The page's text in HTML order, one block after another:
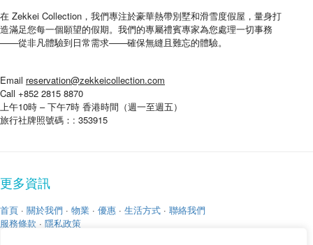
在 Zekkei Collection，我們專注於豪華熱帶別墅和滑雪度假屋，量身打
造滿足您每一個願望的假期。我們的專屬禮賓專家為您處理一切事務
——從非凡體驗到日常需求——確保無縫且難忘的體驗。
Email reservation@zekkeicollection.com
Call +852 2815 8870
上午10時 – 下午7時 香港時間（週一至週五）
旅行社牌照號碼：: 353915
更多資訊
首頁 · 關於我們 · 物業 · 優惠 · 生活方式 · 聯絡我們
服務條款 · 隱私政策